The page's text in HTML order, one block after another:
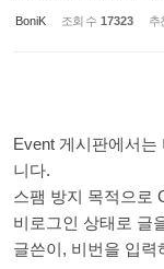
BoniK 조회 수 17323 추
Event 게시판에서
니다.
스팸 방지 목적으로
비로그인 상태로 글
글쓴이, 비번을 입력